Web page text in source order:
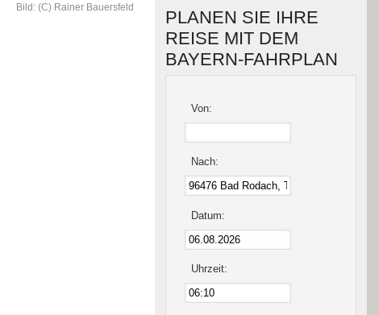
PLANEN SIE IHRE
REISE MIT DEM
BAYERN-FAHRPLAN
Von:
Nach:
Datum:
Uhrzeit:
Bild: (C) Rainer Bauersfeld